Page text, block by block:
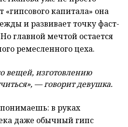
капитала» она
и развивает точку фаст-
главной мечтой остается
ремесленного цеха.
вещей, изготовлению
— говорит девушка.
в руках
даже обычный гипс